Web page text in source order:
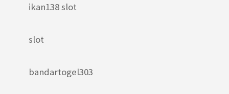
ikan138 slot
slot
bandartogel303